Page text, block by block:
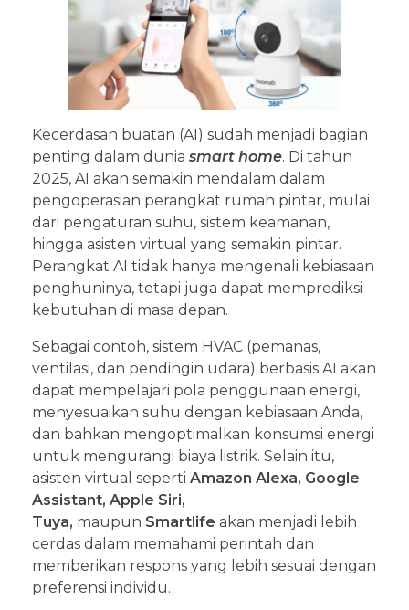
Kecerdasan buatan (AI) sudah menjadi bagian
penting dalam dunia smart home. Di tahun
2025, AI akan semakin mendalam dalam
pengoperasian perangkat rumah pintar, mulai
dari pengaturan suhu, sistem keamanan,
hingga asisten virtual yang semakin pintar.
Perangkat AI tidak hanya mengenali kebiasaan
penghuninya, tetapi juga dapat memprediksi
kebutuhan di masa depan.
Sebagai contoh, sistem HVAC (pemanas,
ventilasi, dan pendingin udara) berbasis AI akan
dapat mempelajari pola penggunaan energi,
menyesuaikan suhu dengan kebiasaan Anda,
dan bahkan mengoptimalkan konsumsi energi
untuk mengurangi biaya listrik. Selain itu,
asisten virtual seperti Amazon Alexa, Google
Assistant, Apple Siri,
Tuya, maupun Smartlife akan menjadi lebih
cerdas dalam memahami perintah dan
memberikan respons yang lebih sesuai dengan
preferensi individu.